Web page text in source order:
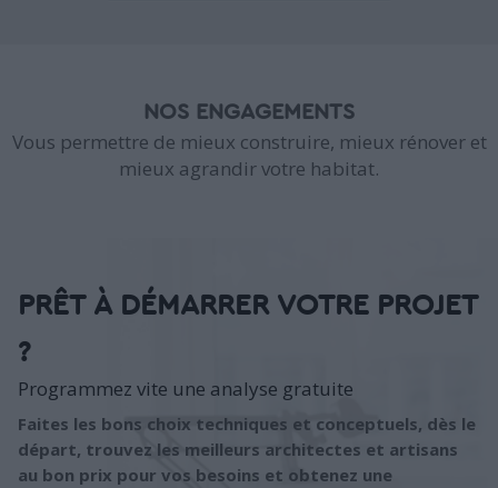
NOS ENGAGEMENTS
Vous permettre de mieux construire, mieux rénover et
mieux agrandir votre habitat.
PRÊT À DÉMARRER VOTRE PROJET
?
Programmez vite une analyse gratuite
Faites les bons choix techniques et conceptuels, dès le
départ, trouvez les meilleurs architectes et artisans
au bon prix pour vos besoins et obtenez une